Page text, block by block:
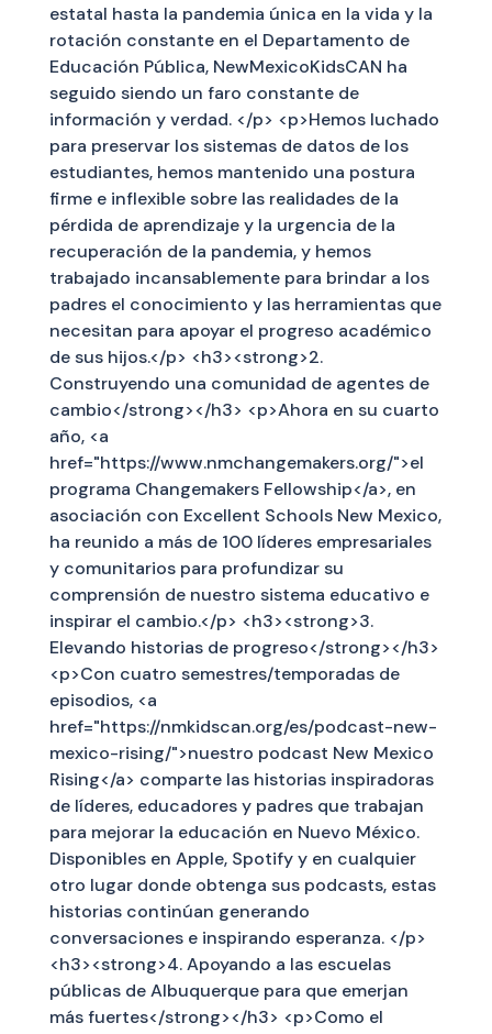
estatal hasta la pandemia única en la vida y la
rotación constante en el Departamento de
Educación Pública, NewMexicoKidsCAN ha
seguido siendo un faro constante de
información y verdad. </p> <p>Hemos luchado
para preservar los sistemas de datos de los
estudiantes, hemos mantenido una postura
firme e inflexible sobre las realidades de la
pérdida de aprendizaje y la urgencia de la
recuperación de la pandemia, y hemos
trabajado incansablemente para brindar a los
padres el conocimiento y las herramientas que
necesitan para apoyar el progreso académico
de sus hijos.</p> <h3><strong>2.
Construyendo una comunidad de agentes de
cambio</strong></h3> <p>Ahora en su cuarto
año, <a
href="https://www.nmchangemakers.org/">el
programa Changemakers Fellowship</a>, en
asociación con Excellent Schools New Mexico,
ha reunido a más de 100 líderes empresariales
y comunitarios para profundizar su
comprensión de nuestro sistema educativo e
inspirar el cambio.</p> <h3><strong>3.
Elevando historias de progreso</strong></h3>
<p>Con cuatro semestres/temporadas de
episodios, <a
href="https://nmkidscan.org/es/podcast-new-
mexico-rising/">nuestro podcast New Mexico
Rising</a> comparte las historias inspiradoras
de líderes, educadores y padres que trabajan
para mejorar la educación en Nuevo México.
Disponibles en Apple, Spotify y en cualquier
otro lugar donde obtenga sus podcasts, estas
historias continúan generando
conversaciones e inspirando esperanza. </p>
<h3><strong>4. Apoyando a las escuelas
públicas de Albuquerque para que emerjan
más fuertes</strong></h3> <p>Como el